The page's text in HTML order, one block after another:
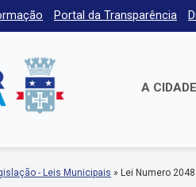
Portal da Transparência
A CIDADE
- Leis Municipais » Lei Numero